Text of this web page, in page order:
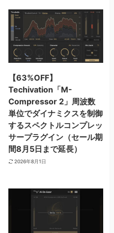
【63%OFF】
Techivation「M-
Compressor 2」周波数
単位でダイナミクスを制御
するスペクトルコンプレッ
サープラグイン（セール期
間8月5日まで延長）
2026年8月1日